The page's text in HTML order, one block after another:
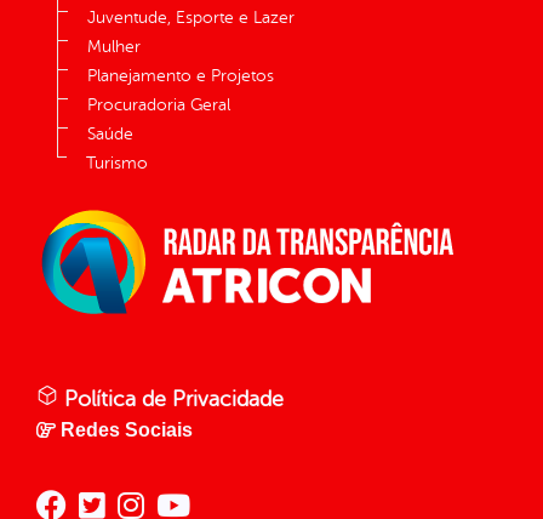
Juventude, Esporte e Lazer
Mulher
Planejamento e Projetos
Procuradoria Geral
Saúde
Turismo
Política de Privacidade
Redes Sociais